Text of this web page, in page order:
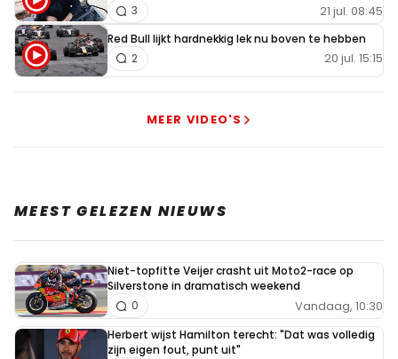
21 jul. 08:45
3
Red Bull lijkt hardnekkig lek nu boven te hebben
20 jul. 15:15
2
MEER VIDEO'S
MEEST GELEZEN NIEUWS
Niet-topfitte Veijer crasht uit Moto2-race op
Silverstone in dramatisch weekend
Vandaag, 10:30
0
Herbert wijst Hamilton terecht: "Dat was volledig
zijn eigen fout, punt uit"